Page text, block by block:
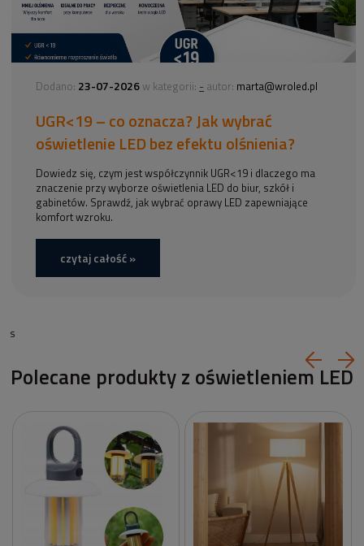
Dodano: 23-07-2026 w kategorii: - autor: marta@wroled.pl
UGR<19 – co oznacza? Jak wybrać
oświetlenie LED bez efektu olśnienia?
Dowiedz się, czym jest współczynnik UGR<19 i dlaczego ma
znaczenie przy wyborze oświetlenia LED do biur, szkół i
gabinetów. Sprawdź, jak wybrać oprawy LED zapewniające
komfort wzroku.
czytaj całość »
s
Polecane produkty z oświetleniem LED